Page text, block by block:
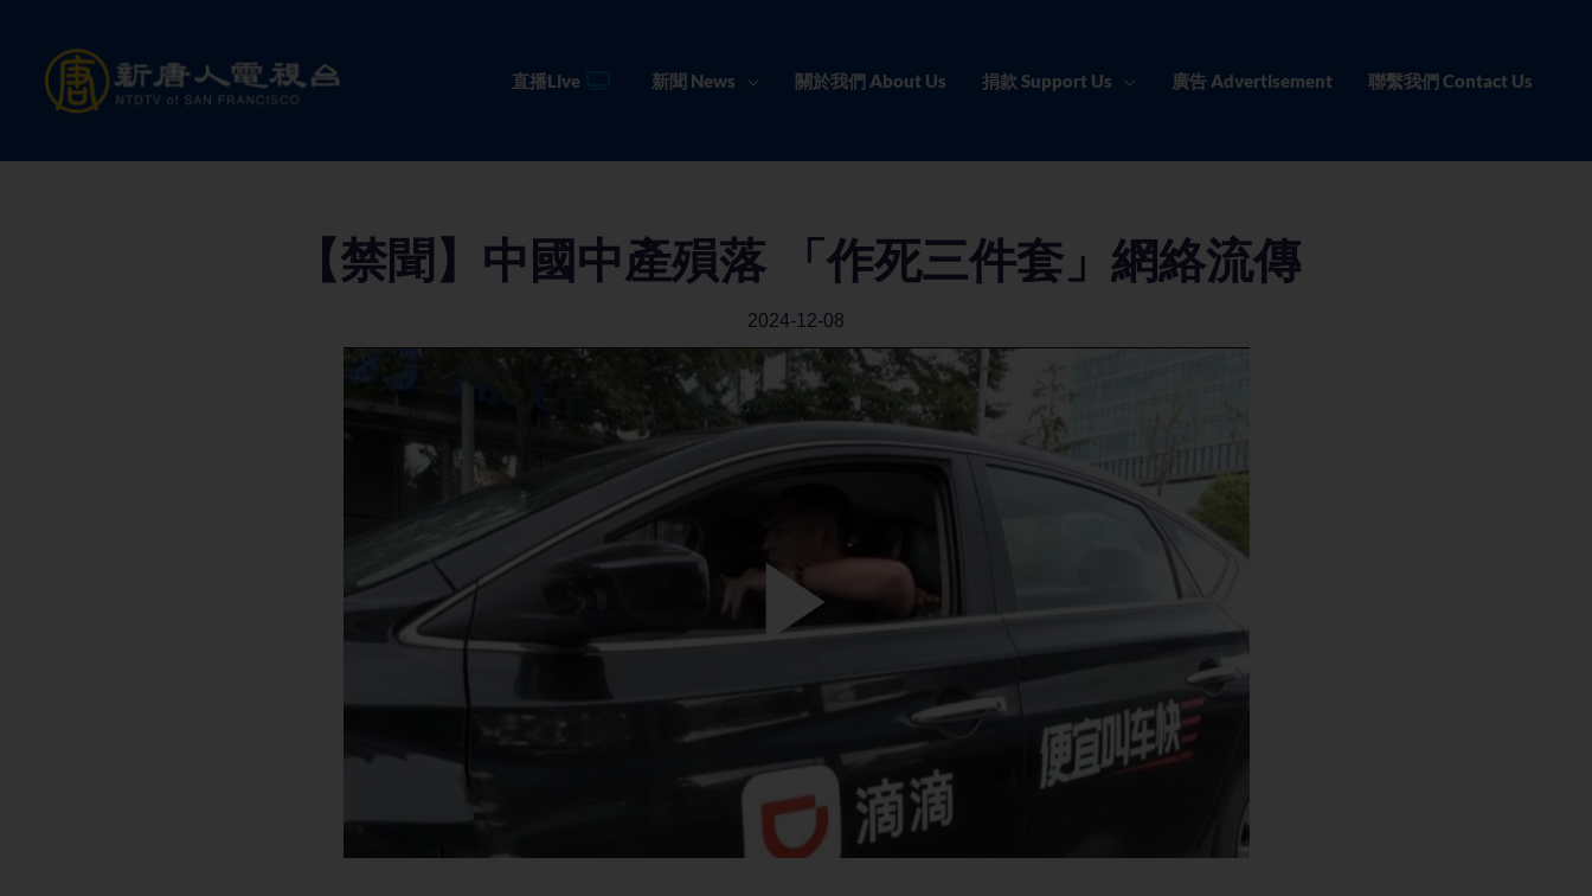
content
直播Live 新聞 News 關於我們 About Us 捐款 Support Us 廣告 Advertisement 聯繫我們 Contact Us
【禁聞】中國中產殞落 「作死三件套」網絡流傳
2024-12-08